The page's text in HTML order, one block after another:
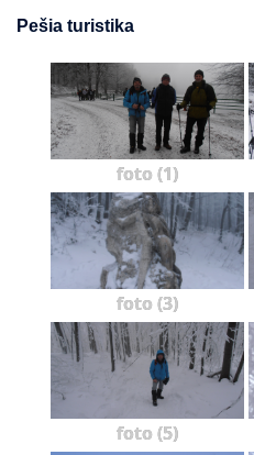
Pešia turistika
foto (1)
foto (3)
foto (5)